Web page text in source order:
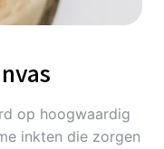
op hoogwaardig
inkten die zorgen